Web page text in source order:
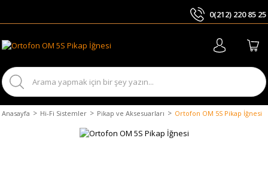
0(212) 220 85 25
Anasayfa Hi-Fi Sistemler Pikap ve Aksesuarları Ortofon OM 5S Pikap İğnesi